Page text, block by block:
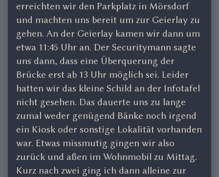
erreichten wir den Parkplatz in Mörsdorf
und machten uns bereit um zur Geierlay zu
gehen. An der Geierlay kamen wir dann um
etwa 11:45 Uhr an. Der Securitymann sagte
uns dann, dass eine Überquerung der
Brücke erst ab 13 Uhr möglich sei. Leider
hatten wir das kleine Schild an der Infotafel
nicht gesehen. Das dauerte uns zu lange
zumal weder genügend Bänke noch irgend
ein Kiosk oder sonstige Lokalität vorhanden
war. Etwas missmutig gingen wir also
zurück und aßen im Wohnmobil zu Mittag.
Kurz nach zwei ging ich dann alleine zur